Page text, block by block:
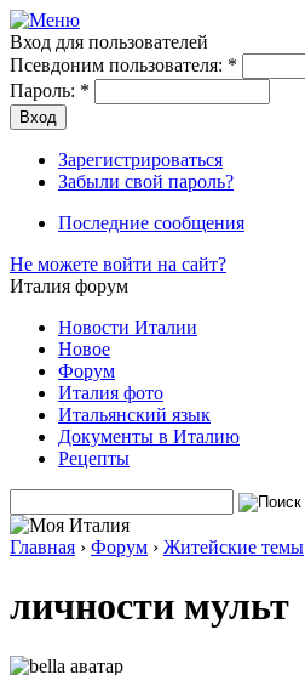
Вход для пользователей
Псевдоним пользователя: *
Пароль: *
Зарегистрироваться
Забыли свой пароль?
Последние сообщения
Не можете войти на сайт?
Италия форум
Новости Италии
Новое
Форум
Италия фото
Итальянский язык
Документы в Италию
Рецепты
Главная › Форум › Житейские темы
личности мульт